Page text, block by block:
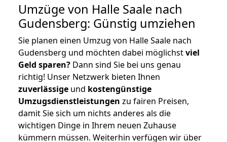
Umzüge von Halle Saale nach
Gudensberg: Günstig umziehen
Sie planen einen Umzug von Halle Saale nach
Gudensberg und möchten dabei möglichstviel
Geld sparen? Dann sind Sie bei uns genau
richtig! Unser Netzwerk bieten Ihnen
zuverlässige und kostengünstige
Umzugsdienstleistungen zu fairen Preisen,
damit Sie sich um nichts anderes als die
wichtigen Dinge in Ihrem neuen Zuhause
kümmern müssen. Weiterhin verfügen wir über